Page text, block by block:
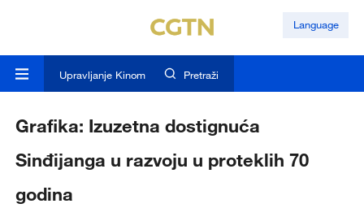
Language
Upravljanje Kinom Pretraži
Grafika: Izuzetna dostignuća
Sinđijanga u razvoju u proteklih 70
godina